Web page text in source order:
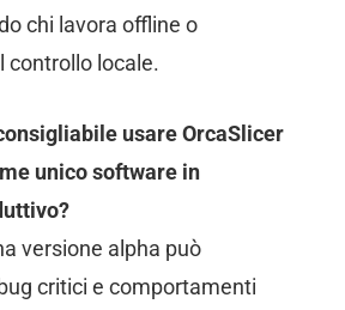
chi lavora offline o
controllo locale.
usare OrcaSlicer
unico software in
versione alpha può
critici e comportamenti